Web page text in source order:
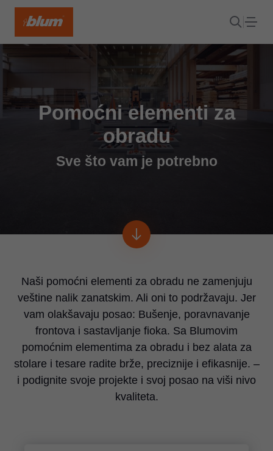
Pomoćni elementi za
obradu
Sve što vam je potrebno
Naši pomoćni elementi za obradu ne zamenjuju
veštine nalik zanatskim. Ali oni to podržavaju. Jer
vam olakšavaju posao: Bušenje, poravnavanje
frontova i sastavljanje fioka. Sa Blumovim
pomoćnim elementima za obradu i bez alata za
stolare i tesare radite brže, preciznije i efikasnije. –
i podignite svoje projekte i svoj posao na viši nivo
kvaliteta.